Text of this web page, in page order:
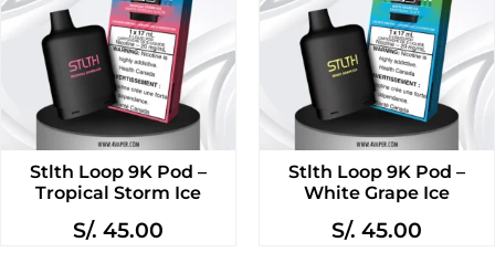
Stlth Loop 9K Pod –
Tropical Storm Ice
S/. 45.00
Stlth Loop 9K Pod –
White Grape Ice
S/. 45.00